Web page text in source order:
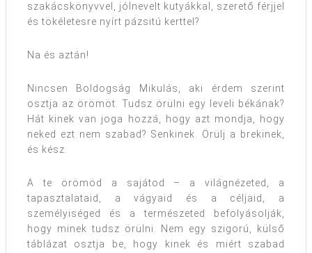
szakácskönyvvel, jólnevelt kutyákkal, szerető férjjel
és tökéletesre nyírt pázsitú kerttel?
Na és aztán!
Nincsen Boldogság Mikulás, aki érdem szerint
osztja az örömöt. Tudsz örülni egy leveli békának?
Hát kinek van joga hozzá, hogy azt mondja, hogy
neked ezt nem szabad? Senkinek. Örülj a brekinek,
és kész.
A te örömöd a sajátod – a világnézeted, a
tapasztalataid, a vágyaid és a céljaid, a
személyiséged és a természeted befolyásolják,
hogy minek tudsz örülni. Nem egy szigorú, külső
táblázat osztja be, hogy kinek és miért szabad